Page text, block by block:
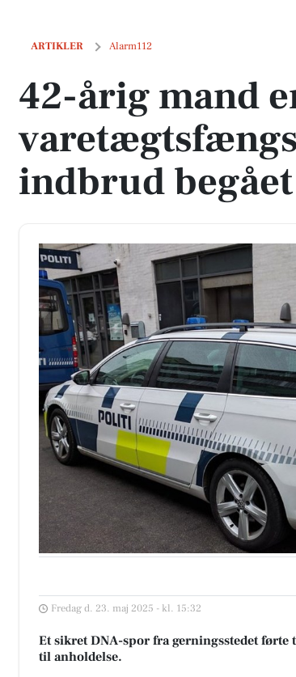
ARTIKLER Alarm112
42-årig mand er varetægtsfængslet for et indbrud
42-årig mand
indbrud
Fredag d. 23. maj 2025 - kl. 15:32
Et sikret DNA-spor fra gerningsstedet
til anholdelse.